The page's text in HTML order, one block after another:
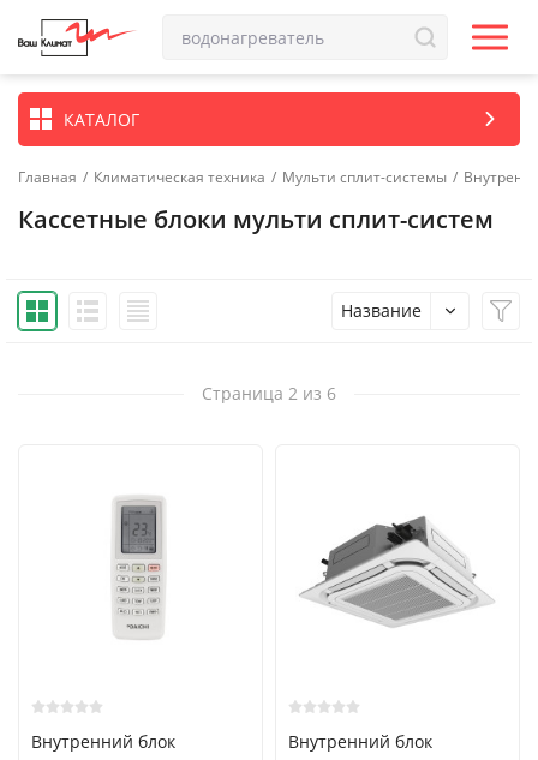
КАТАЛОГ
Главная / Климатическая техника / Мульти сплит-системы /
Кассетные блоки мульти сплит-систем
Название
Страница 2 из 6
Внутренний блок
Внутренний блок